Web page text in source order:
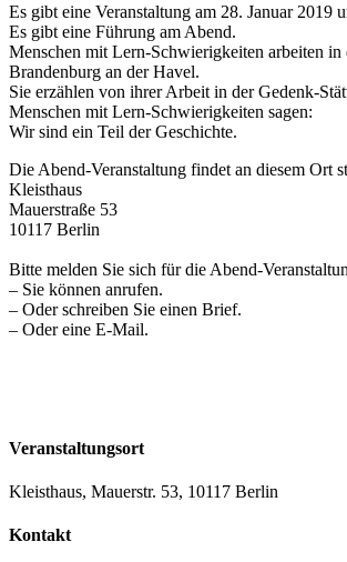
Es gibt eine Veranstaltung am 28. Januar 2019
Es gibt eine Führung am Abend.
Menschen mit Lern-Schwierigkeiten arbeiten in
Brandenburg an der Havel.
Sie erzählen von ihrer Arbeit in der Gedenk-
Menschen mit Lern-Schwierigkeiten sagen:
Wir sind ein Teil der Geschichte.
Die Abend-Veranstaltung findet an diesem Ort
Kleisthaus
Mauerstraße 53
10117 Berlin
Bitte melden Sie sich für die Abend-
– Sie können anrufen.
– Oder schreiben Sie einen Brief.
– Oder eine E-Mail.
Veranstaltungsort
Kleisthaus, Mauerstr. 53, 10117 Berlin
Kontakt